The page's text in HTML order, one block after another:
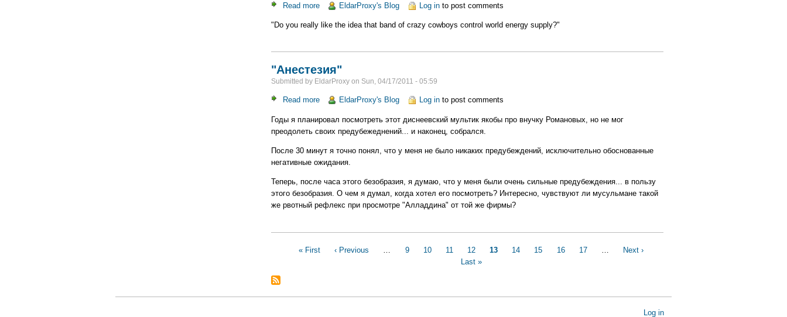
Read more about
of
cowboys
EldarProxy's Blog Log into post comments
"Do you really like the idea that band of crazy cowboys control world energy supply?"
"Анестезия"
Submitted by EldarProxy on Sun, 04/17/2011 - 05:59
Read more about EldarProxy's Blog Log into post comments
Годы я планировал посмотреть этот диснеевский мультик якобы про внучку Романовых, но не мог
преодолеть своих предубежеднений... и наконец, собрался.
После 30 минут я точно понял, что у меня не было никаких предубеждений, исключительно обоснованные
негативные ожидания.
Теперь, после часа этого безобразия, я думаю, что у меня были очень сильные предубеждения... в пользу
этого безобразия. О чем я думал, когда хотел его посмотреть? Интересно, чувствуют ли мусульмане такой
же рвотный рефлекс при просмотре "Алладдина" от той же фирмы?
Pagination
First
« First
Previous
‹ Previous Page
9 Page
10 Page
11 Page
12
Current
13 Page
14 Page
15 Page
16 Page
17
Next
Next ›
Last »
Log in